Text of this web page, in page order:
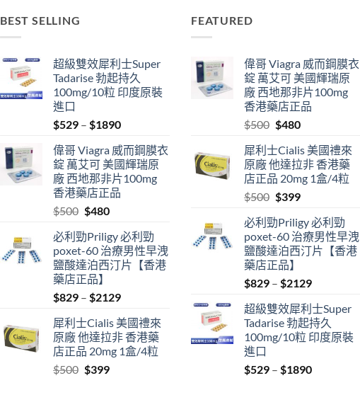
BEST SELLING
超級雙效犀利士Super
Tadarise 勃起持久
100mg/10粒 印度原裝
進口
$529 – $1890Price
$529
through
$1890
偉哥 Viagra 威而鋼膜衣
錠 萬艾可 美國輝瑞原
廠 西地那非片100mg
香港藥店正品
$500 Original
was:
$500.
$480Current
is:
$480.
必利勁Priligy 必利勁
poxet-60 治療男性早洩
鹽酸達泊西汀片【香港
藥店正品】
$829 – $2129Price
$829
through
$2129
犀利士Cialis 美國禮來
原廠 他達拉非 香港藥
店正品 20mg 1盒/4粒
$500 Original
$399Current
FEATURED
偉哥 Viagra 威而鋼膜衣
錠 萬艾可 美國輝瑞原
廠 西地那非片100mg
香港藥店正品
$500 Original
was:
$500.
$480Current
is:
$480.
犀利士Cialis 美國禮來
原廠 他達拉非 香港藥
店正品 20mg 1盒/4粒
$500 Original
was:
$500.
$399Current
is:
$399.
必利勁Priligy 必利勁
poxet-60 治療男性早洩
鹽酸達泊西汀片【香港
藥店正品】
$829 – $2129Price
$829
through
$2129
超級雙效犀利士Super
Tadarise 勃起持久
100mg/10粒 印度原裝
進口
$529 – $1890Price